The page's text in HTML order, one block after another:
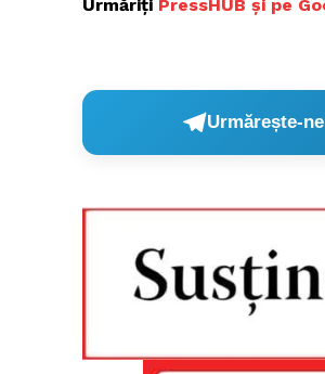
Urmăriți PressHUB și pe
Urmărește-